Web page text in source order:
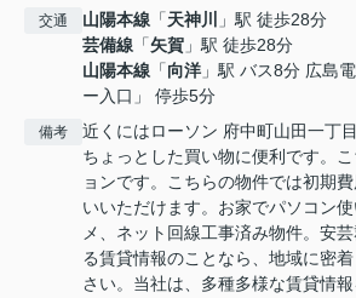
交通 山陽本線 「天神川
」駅 徒歩28分
芸備線 「矢賀 」駅 徒歩28分
山陽本線 「向洋 」駅 バス8分 広島
ー入口」 停歩5分
備考
近くにはローソン 府中町山田一丁
ちょっとした買い物に便利です。
ョンです。こちらの物件では初期
いいただけます。お家でパソコン
メ、ネット回線工事済み物件。安
る賃貸情報のことなら、地域に密
さい。当社は、多種多様な賃貸情